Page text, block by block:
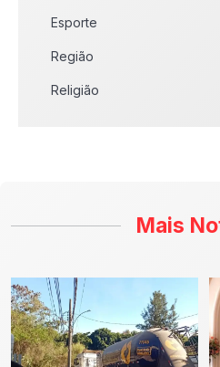
Esporte
Região
Religião
Mais